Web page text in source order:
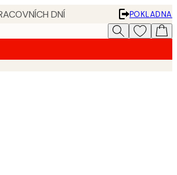
DNÍ
POKLADNA